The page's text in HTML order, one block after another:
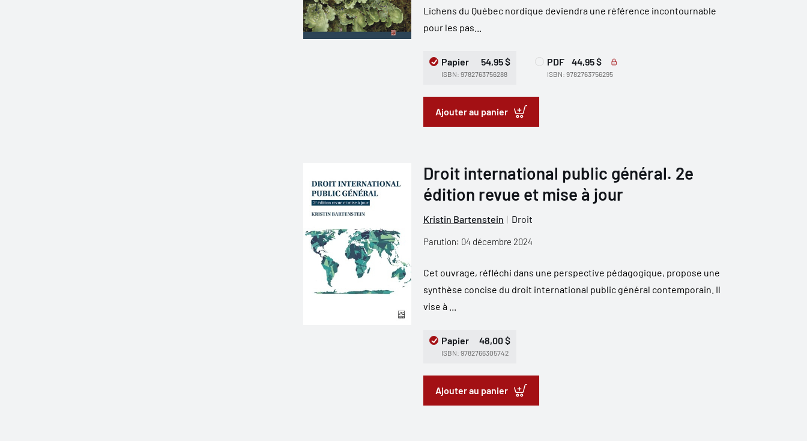
Lichens du Québec nordique deviendra une référence incontournable
pour les pas...
Papier 54,95 $
ISBN: 9782763756288
PDF 44,95 $
ISBN: 9782763756295
Ajouter au panier
Droit international public général. 2e
édition revue et mise à jour
Kristin Bartenstein Droit
Parution: 04 décembre 2024
Cet ouvrage, réfléchi dans une perspective pédagogique, propose une
synthèse concise du droit international public général contemporain. Il
vise à ...
Papier 48,00 $
ISBN: 9782766305742
Ajouter au panier